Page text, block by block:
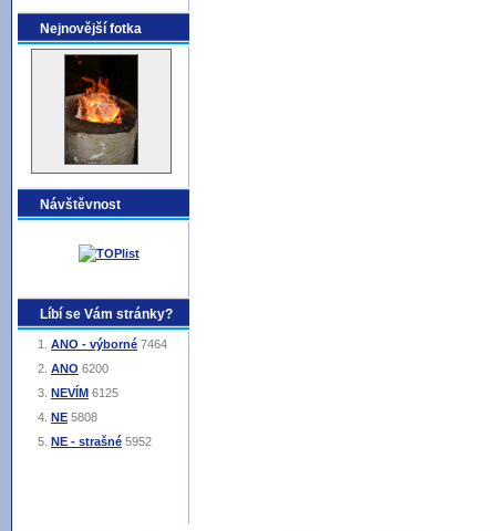
Nejnovější fotka
Návštěvnost
Líbí se Vám stránky?
ANO - výborné 7464
ANO 6200
NEVÍM 6125
NE 5808
NE - strašné 5952